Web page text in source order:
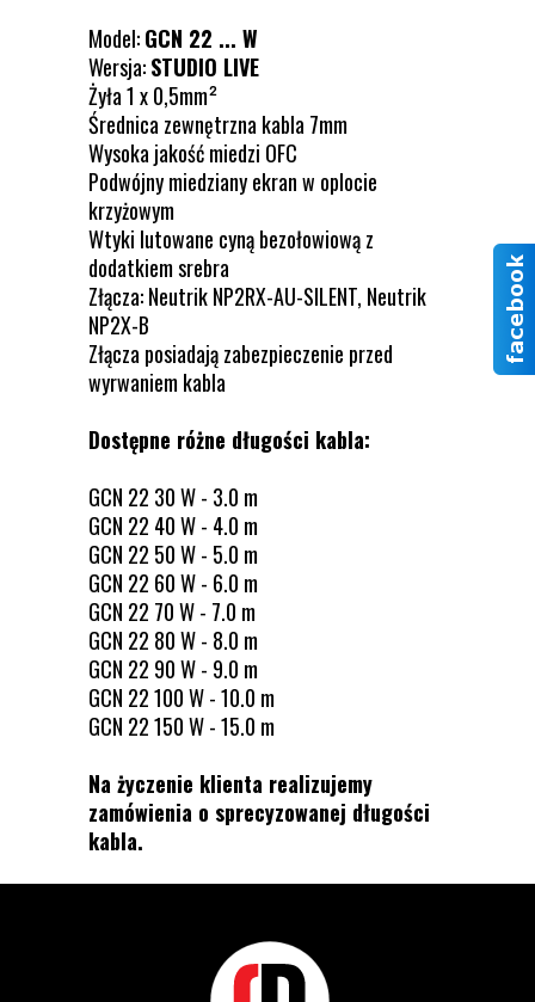
Model:GCN 22 ... W
Wersja:STUDIO LIVE
Żyła 1 x 0,5mm²
Średnica zewnętrzna kabla 7mm
Wysoka jakość miedzi OFC
Podwójny miedziany ekran w oplocie
krzyżowym
Wtyki lutowane cyną bezołowiową z
dodatkiem srebra
Złącza: NeutrikNP2RX-AU-SILENT, Neutrik
NP2X-B
Złącza posiadają zabezpieczenie przed
wyrwaniem kabla
Dostępne różne długości kabla:
GCN 22 30 W - 3.0 m
GCN 22 40 W - 4.0 m
GCN 22 50 W - 5.0 m
GCN 22 60 W - 6.0 m
GCN 22 70 W - 7.0 m
GCN 22 80 W - 8.0 m
GCN 22 90 W - 9.0 m
GCN 22 100 W - 10.0 m
GCN 22 150 W - 15.0 m
Na życzenie klienta realizujemy
zamówienia o sprecyzowanej długości
kabla.